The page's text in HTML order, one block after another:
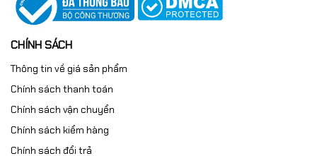
CHÍNH SÁCH
Thông tin về giá sản phẩm
Chính sách thanh toán
Chính sách vận chuyển
Chính sách kiểm hàng
Chính sách đổi trả